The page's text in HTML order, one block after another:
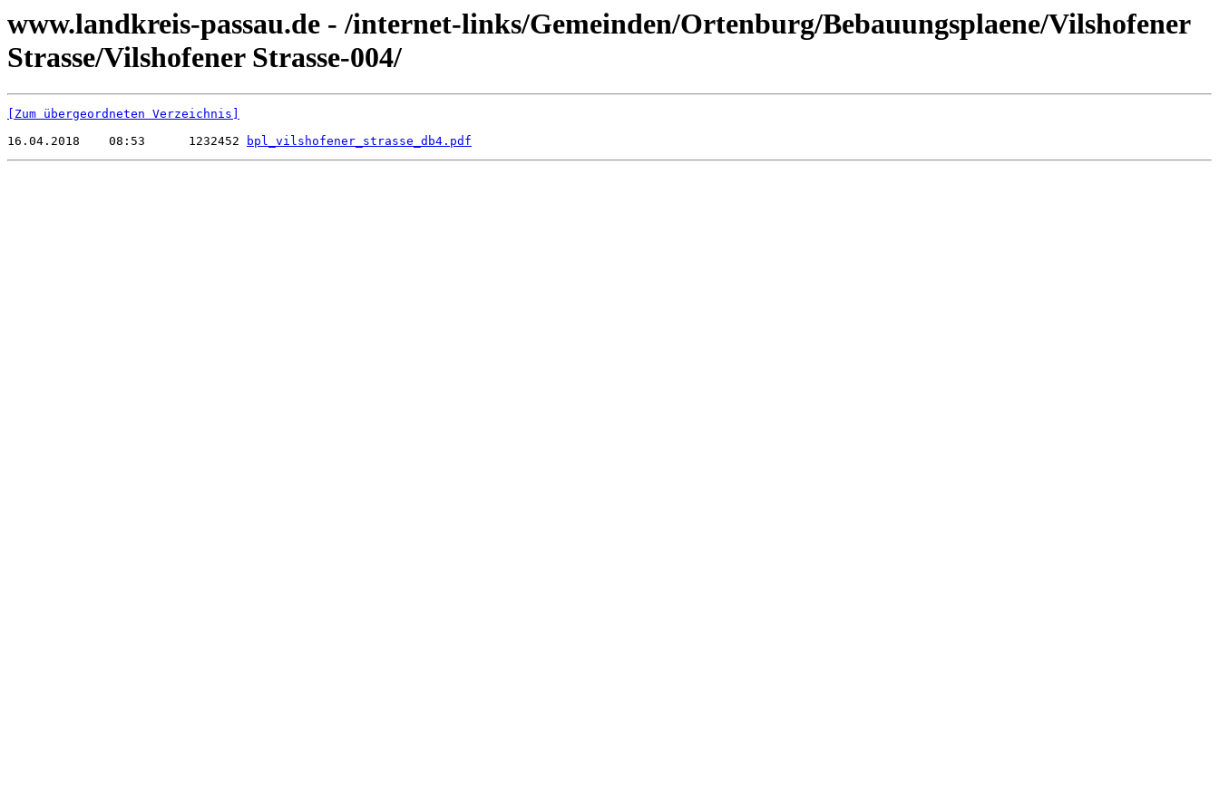
www.landkreis-passau.de - /internet-links/Gemeinden/Ortenburg/Bebauungsplaene/Vilshofener
Strasse/Vilshofener Strasse-004/
[Zum übergeordneten Verzeichnis]
16.04.2018    08:53      1232452
bpl_vilshofener_strasse_db4.pdf